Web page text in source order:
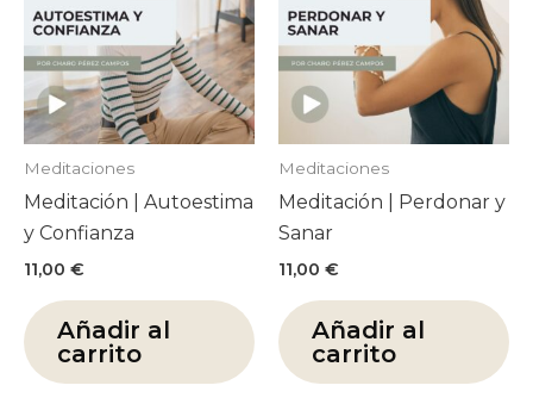
Meditaciones
Meditación | Autoestima
y Confianza
11,00 €
Añadir al
carrito
Meditaciones
Meditación | Perdonar y
Sanar
11,00 €
Añadir al
carrito